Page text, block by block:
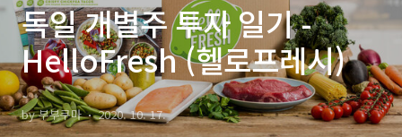
독일 개별주 투자 일기 -
HelloFresh (헬로프레시)
by 부부쿠마 2020. 10. 17.